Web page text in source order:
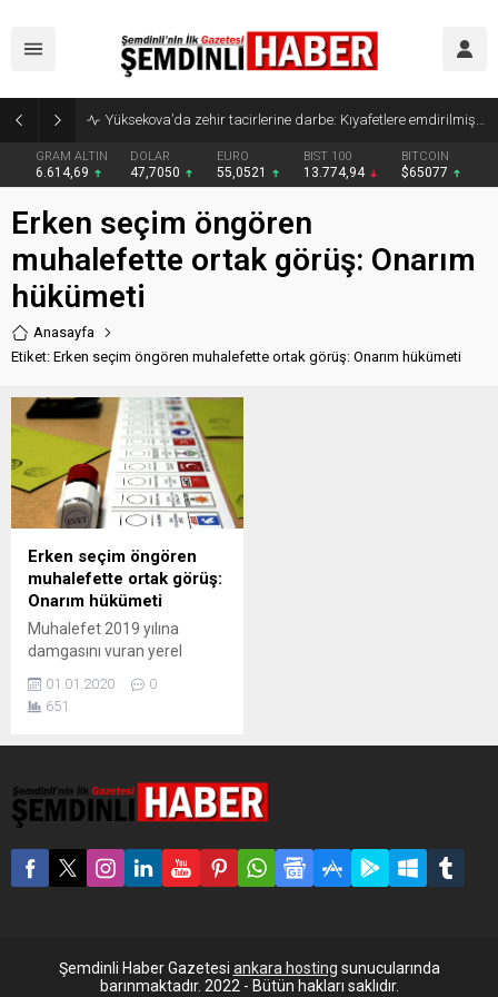
Yüksekova’da zehir tacirlerine darbe: Kıyafetlere emdirilmiş 13 kilo metamfetamin ele geçirildi
GRAM ALTIN
6.614,69
DOLAR
47,7050
EURO
55,0521
BIST 100
13.774,94
BITCOIN
$65077
Erken seçim öngören
muhalefette ortak görüş: Onarım
hükümeti
Anasayfa
Etiket: Erken seçim öngören muhalefette ortak görüş: Onarım hükümeti
Erken seçim öngören
muhalefette ortak görüş:
Onarım hükümeti
Muhalefet 2019 yılına
damgasını vuran yerel
2020 yılı için “Erdoğan
sonrası” tartışmasına
sisteme dönülmesini
isteyen muhalefetin
gündeminde yaklaşık 2 yıllık
bir onarım hükümeti için
seçim ittifakı kurulması var.
belediyesinin el değiştirdiği
2019 yılını...
01.01.2020
0
651
Şemdinli Haber Gazetesi ankara hosting sunucularında
barınmaktadır. 2022 - Bütün hakları saklıdır.